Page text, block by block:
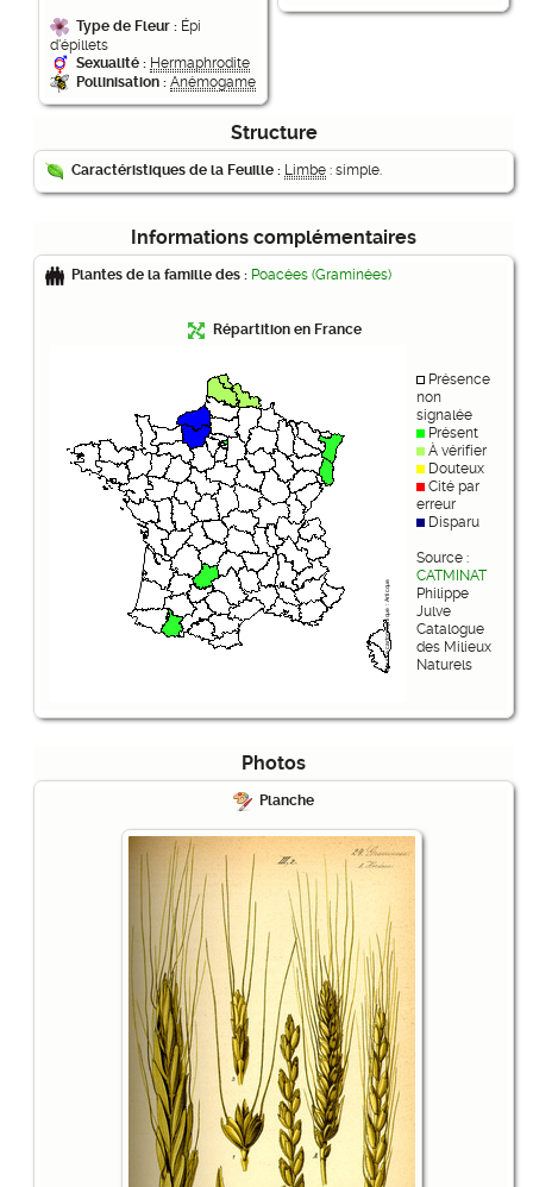
Type de Fleur : Épi
d'épillets
Sexualité : Hermaphrodite
Pollinisation : Anémogame
Structure
Caractéristiques de la Feuille : Limbe : simple.
Informations complémentaires
Plantes de la famille des : Poacées (Graminées)
Répartition en France
Présence
non
signalée
Présent
À vérifier
Douteux
Cité par
erreur
Disparu
Source :
CATMINAT
Philippe
Julve
Catalogue
des Milieux
Naturels
Photos
Planche